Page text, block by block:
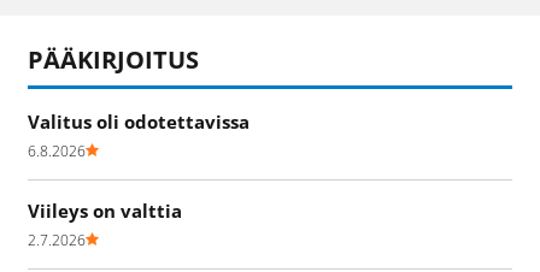
PÄÄKIRJOITUS
Valitus oli odotettavissa
6.8.2026
Viileys on valttia
2.7.2026